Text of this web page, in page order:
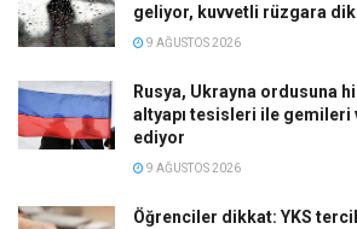
geliyor, kuvvetli rüzgara
9 AĞUSTOS 2026
Rusya, Ukrayna ordusuna
altyapı tesisleri ile gemileri
ediyor
9 AĞUSTOS 2026
Öğrenciler dikkat: YKS